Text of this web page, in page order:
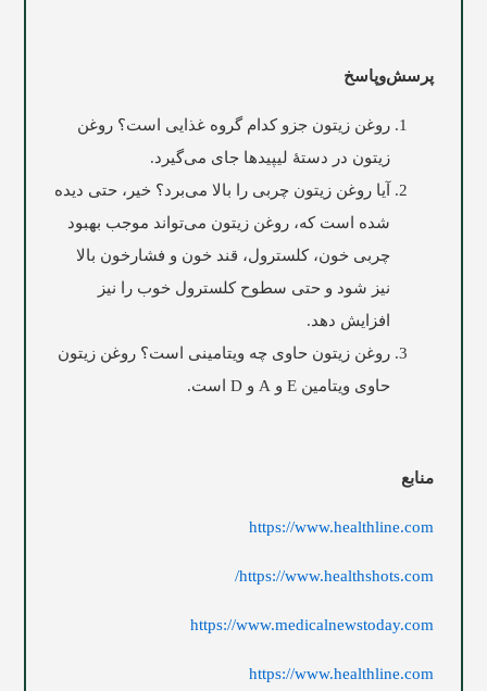
پرسش‌وپاسخ
روغن زیتون جزو کدام گروه غذایی است؟ روغن
زیتون در دستۀ لیپیدها جای می‌گیرد.
آیا روغن زیتون چربی را بالا می‌برد؟ خیر، حتی دیده
شده است که، روغن زیتون می‌تواند موجب بهبود
چربی خون، کلسترول، قند خون و فشارخون بالا
نیز شود و حتی سطوح کلسترول خوب را نیز
افزایش دهد.
روغن زیتون حاوی چه ویتامینی است؟ روغن زیتون
حاوی ویتامین E و A و D است.
منابع
https://www.healthline.com
https://www.healthshots.com/
https://www.medicalnewstoday.com
https://www.healthline.com